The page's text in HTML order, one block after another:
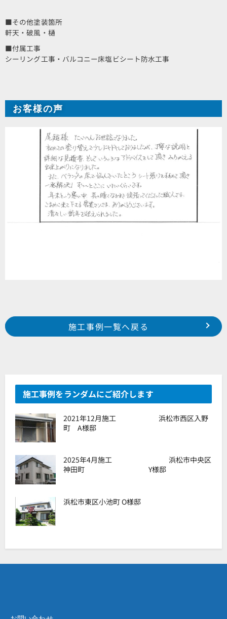
■その他塗装箇所
軒天・破風・樋
■付属工事
シーリング工事・バルコニー床塩ビシート防水工事
お客様の声
Prev
2018年 12月施工 浜松市北区根洗町 H様邸
施工事例一覧へ戻る
施工事例をランダムにご紹介します
2021年12月施工 浜松市西区入野
町 A様邸
2025年4月施工 浜松市中央区
神田町 Y様邸
浜松市東区小池町 O様邸